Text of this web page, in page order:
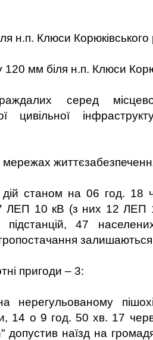
н.п. Клюси Корюківського
120 мм біля н.п. Клюси
серед
цивільної
мережах
дій станом на 06 год. 18
ЛЕП 10 кВ (з них 12 ЛЕП
підстанцій, 47
пригоди – 3:
нерегульованому
14 о 9 год. 50 хв. 17
наїзд на